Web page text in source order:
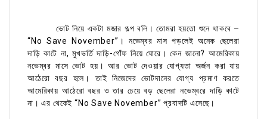
ভোট নিয়ে একটা মজার গল্প বলি। তোমরা হয়তো শুনে থাকবে –
“No Save November”। নভেম্বর মাস পড়লেই অনেক ছেলেরা
দাড়ি কাটে না, মুখভর্তি দাড়ি-গোঁফ নিয়ে ঘোরে। কেন জানো? আমেরিকায়
নভেম্বর মাসে ভোট হয়। আর ভোট দেওয়ার যোগ্যতা অর্জন করা যায়
আঠেরো বছর হলে। তাই নিজেদের ভোটদানের যোগ্য প্রমাণ করতে
আমেরিকায় আঠেরো বছর ও তার চেয়ে বড় ছেলেরা নভেম্বরে দাড়ি কাটে
না। এর থেকেই “No Save November” প্রবাদটি এসেছে।